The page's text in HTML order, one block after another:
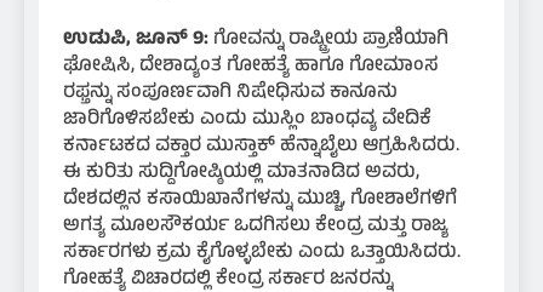
ಉಡುಪಿ, ಜೂನ್ 9:ಗೋವನ್ನು ರಾಷ್ಟ್ರೀಯ ಪ್ರಾಣಿಯಾಗಿ
ಘೋಷಿಸಿ, ದೇಶಾದ್ಯಂತ ಗೋಹತ್ಯೆ ಹಾಗೂ ಗೋಮಾಂಸ
ರಫ್ತನ್ನು ಸಂಪೂರ್ಣವಾಗಿ ನಿಷೇಧಿಸುವ ಕಾನೂನು
ಜಾರಿಗೊಳಿಸಬೇಕು ಎಂದು ಮುಸ್ಲಿಂ ಬಾಂಧವ್ಯ ವೇದಿಕೆ
ಕರ್ನಾಟಕದ ವಕ್ತಾರ ಮುಸ್ತಾಕ್ ಹೆನ್ನಾಬೈಲು ಆಗ್ರಹಿಸಿದರು.
ಈ ಕುರಿತು ಸುದ್ದಿಗೋಷ್ಠಿಯಲ್ಲಿ ಮಾತನಾಡಿದ ಅವರು,
ದೇಶದಲ್ಲಿನ ಕಸಾಯಿಖಾನೆಗಳನ್ನು ಮುಚ್ಚಿ, ಗೋಶಾಲೆಗಳಿಗೆ
ಅಗತ್ಯ ಮೂಲಸೌಕರ್ಯ ಒದಗಿಸಲು ಕೇಂದ್ರ ಮತ್ತು ರಾಜ್ಯ
ಸರ್ಕಾರಗಳು ಕ್ರಮ ಕೈಗೊಳ್ಳಬೇಕು ಎಂದು ಒತ್ತಾಯಿಸಿದರು.
ಗೋಹತ್ಯೆ ವಿಚಾರದಲ್ಲಿ ಕೇಂದ್ರ ಸರ್ಕಾರ ಜನರನ್ನು